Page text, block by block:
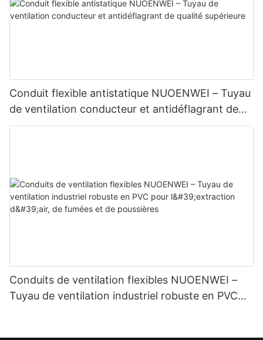
Conduit flexible antistatique NUOENWEI – Tuyau
de ventilation conducteur et antidéflagrant de
qualité supérieure
Conduits de ventilation flexibles NUOENWEI –
Tuyau de ventilation industriel robuste en PVC